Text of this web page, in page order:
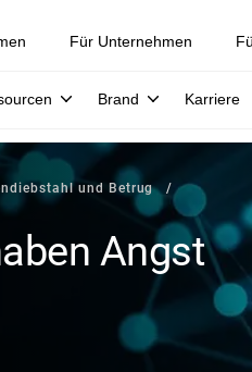
Für Unternehmen
Brand Karriere
und Betrug
Angst